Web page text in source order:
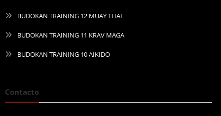
BUDOKAN TRAINING 12 MUAY THAI
BUDOKAN TRAINING 11 KRAV MAGA
BUDOKAN TRAINING 10 AIKIDO
Contacto